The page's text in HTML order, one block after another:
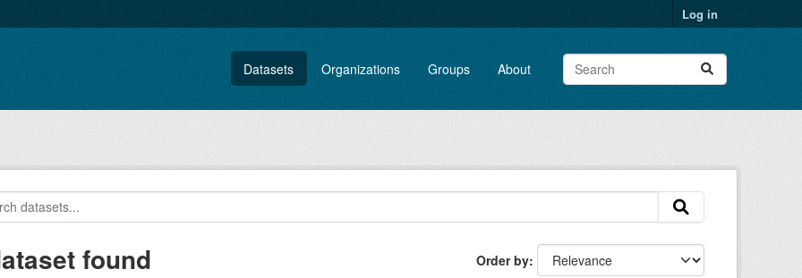
Log in
Datasets Organizations Groups About
Order by
found